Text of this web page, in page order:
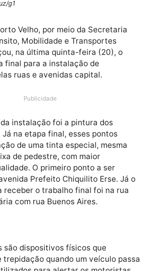
g1
Velho, por meio da Secretaria
na última quinta-feira (20), o
ruas e avenidas capital.
Publicidade
da instalação foi a pintura dos
Já na etapa final, esses pontos
de uma tinta especial, mesma
a receber o trabalho final foi na rua
com rua Buenos Aires.